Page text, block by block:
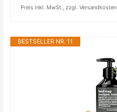
Preis inkl. MwSt., zzgl. Versandkosten
BESTSELLER NR. 11